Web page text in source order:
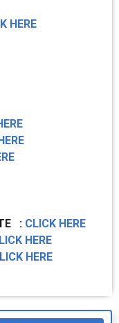
HERE
: CLICK HERE
HERE
HERE